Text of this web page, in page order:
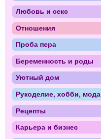
Любовь и секс
Отношения
Проба пера
Беременность и роды
Уютный дом
Рукоделие, хобби, мода
Рецепты
Карьера и бизнес